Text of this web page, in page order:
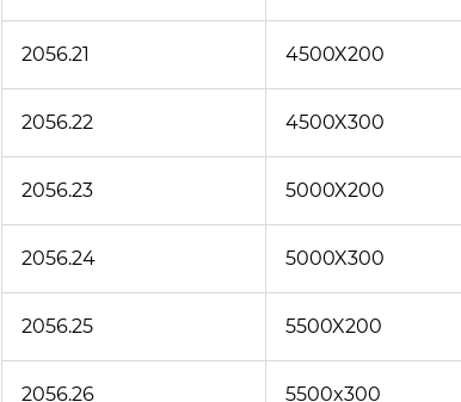
2056.21 4500X200
2056.22 4500X300
2056.23 5000X200
2056.24 5000X300
2056.25 5500X200
2056.26 5500x300